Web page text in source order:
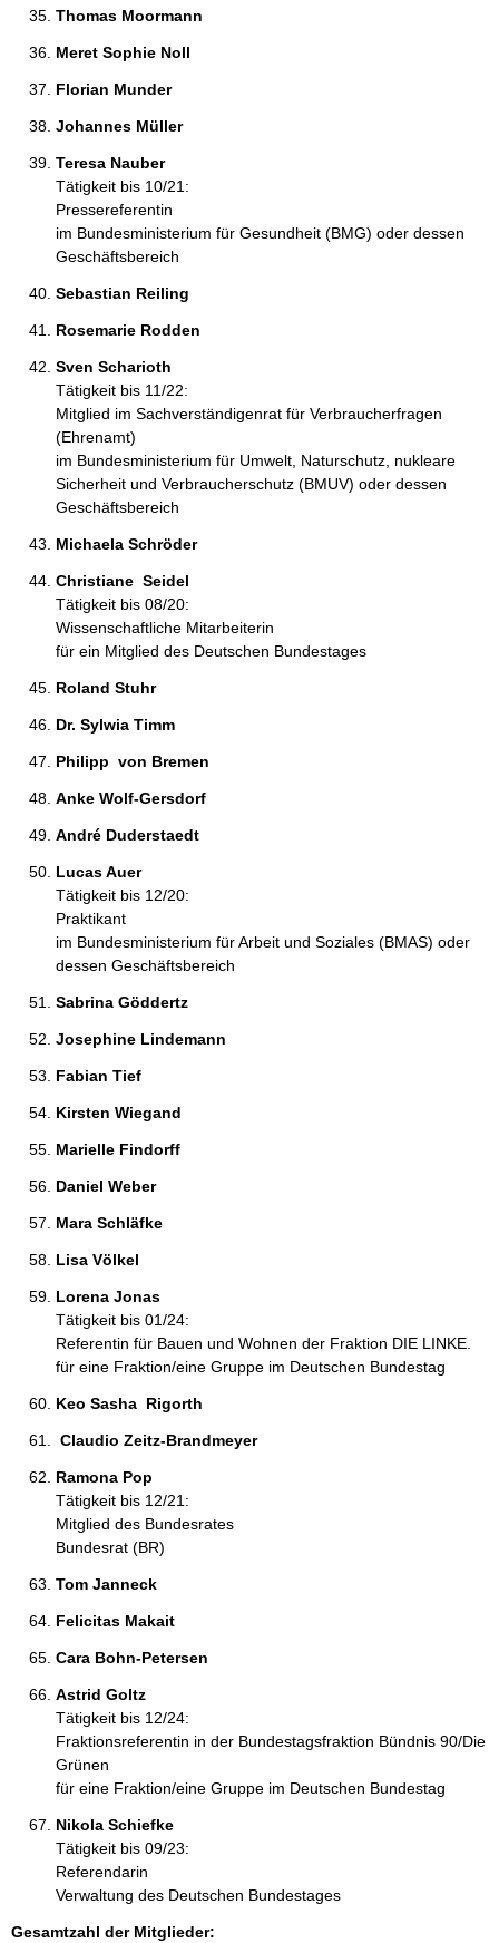
Thomas Moormann
Meret Sophie Noll
Florian Munder
Johannes Müller
Teresa Nauber
Tätigkeit bis 10/21:
Pressereferentin
im Bundesministerium für Gesundheit (BMG) oder dessen
Geschäftsbereich
Sebastian Reiling
Rosemarie Rodden
Sven Scharioth
Tätigkeit bis 11/22:
Mitglied im Sachverständigenrat für Verbraucherfragen
(Ehrenamt)
im Bundesministerium für Umwelt, Naturschutz, nukleare
Sicherheit und Verbraucherschutz (BMUV) oder dessen
Geschäftsbereich
Michaela Schröder
Christiane  Seidel
Tätigkeit bis 08/20:
Wissenschaftliche Mitarbeiterin
für ein Mitglied des Deutschen Bundestages
Roland Stuhr
Dr. Sylwia Timm
Philipp  von Bremen
Anke Wolf-Gersdorf
André Duderstaedt
Lucas Auer
Tätigkeit bis 12/20:
Praktikant
im Bundesministerium für Arbeit und Soziales (BMAS) oder
dessen Geschäftsbereich
Sabrina Göddertz
Josephine Lindemann
Fabian Tief
Kirsten Wiegand
Marielle Findorff
Daniel Weber
Mara Schläfke
Lisa Völkel
Lorena Jonas
Tätigkeit bis 01/24:
Referentin für Bauen und Wohnen der Fraktion DIE LINKE.
für eine Fraktion/eine Gruppe im Deutschen Bundestag
Keo Sasha  Rigorth
Claudio Zeitz-Brandmeyer
Ramona Pop
Tätigkeit bis 12/21:
Mitglied des Bundesrates
Bundesrat (BR)
Tom Janneck
Felicitas Makait
Cara Bohn-Petersen
Astrid Goltz
Tätigkeit bis 12/24:
Fraktionsreferentin in der Bundestagsfraktion Bündnis 90/Die
Grünen
für eine Fraktion/eine Gruppe im Deutschen Bundestag
Nikola Schiefke
Tätigkeit bis 09/23:
Referendarin
Verwaltung des Deutschen Bundestages
Gesamtzahl der Mitglieder: